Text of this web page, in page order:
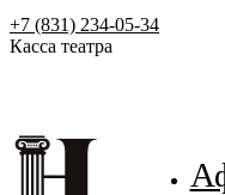
+7 (831) 234-05-34
Касса театра